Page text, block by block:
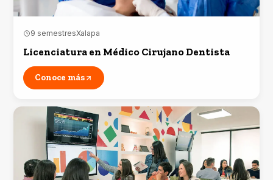
9 semestresXalapa
Licenciatura en Médico Cirujano Dentista
Conoce más